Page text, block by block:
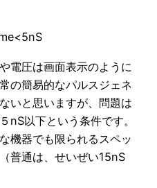
電圧は画面表示のように
の簡易的なパルスジェネ
いと思いますが、問題は
nS以下という条件です。
機器でも限られるスペッ
普通は、せいぜい15nS